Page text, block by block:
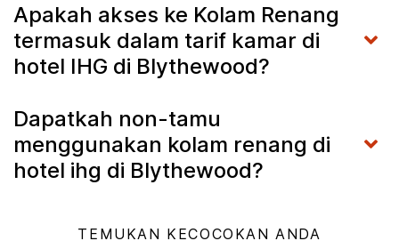
Apakah akses ke Kolam Renang
termasuk dalam tarif kamar di
hotel IHG di Blythewood?
Dapatkah non-tamu
menggunakan kolam renang di
hotel ihg di Blythewood?
TEMUKAN KECOCOKAN ANDA